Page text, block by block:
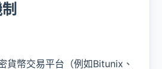
貨幣交易平台（例如Bitunix、